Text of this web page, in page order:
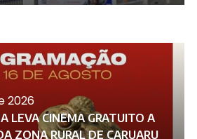
2026
LEVA CINEMA GRATUITO A
ZONA RURAL DE CARUARU